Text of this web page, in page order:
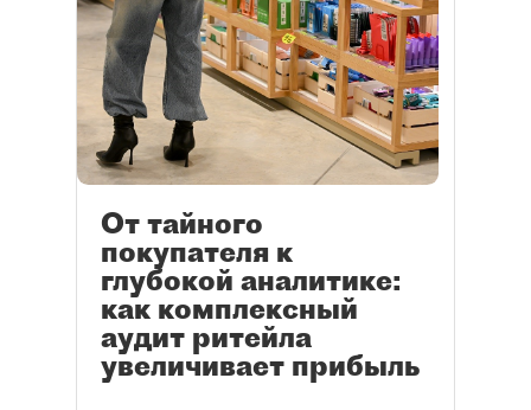
От тайного
покупателя к
глубокой аналитике:
как комплексный
аудит ритейла
увеличивает прибыль